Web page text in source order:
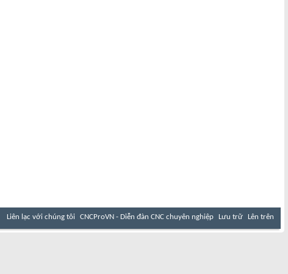
Liên lạc với chúng tôi CNCProVN - Diễn đàn CNC chuyên nghiệp Lưu trữ Lên trên